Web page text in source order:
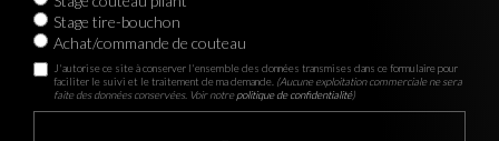
Stage tire-bouchon
Achat/commande de couteau
J'autorise ce site à conserver l'ensemble des données transmises dans ce formulaire pour
faciliter le suivi et le traitement de ma demande. (Aucune exploitation commerciale ne sera
faite des données conservées. Voir notrepolitique de confidentialité)